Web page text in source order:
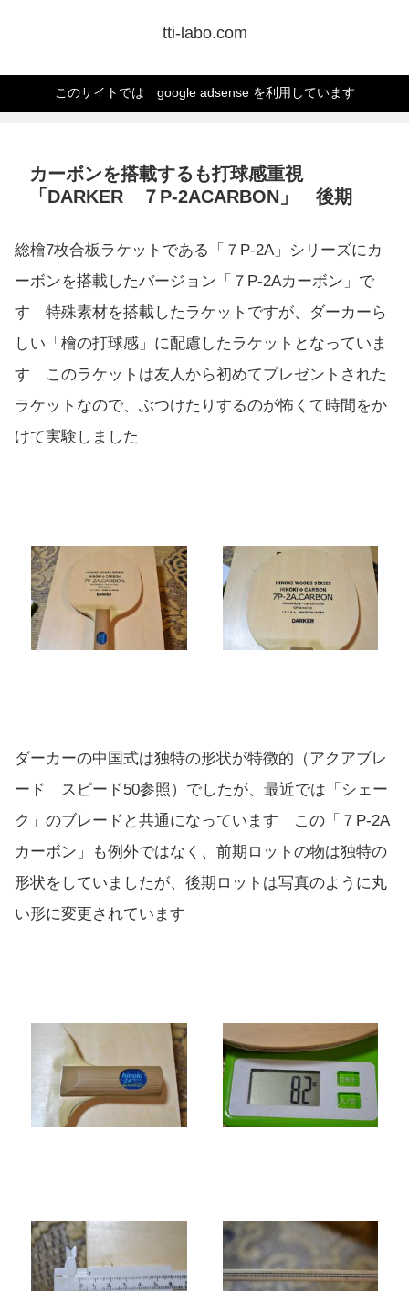
tti-labo.com
このサイトでは google adsense を利用しています
カーボンを搭載するも打球感重視
「DARKER ７P-2ACARBON」 後期
総檜7枚合板ラケットである「７P-2A」シリーズにカ
ーボンを搭載したバージョン「７P-2Aカーボン」で
す 特殊素材を搭載したラケットですが、ダーカーら
しい「檜の打球感」に配慮したラケットとなっていま
す このラケットは友人から初めてプレゼントされた
ラケットなので、ぶつけたりするのが怖くて時間をか
けて実験しました
ダーカーの中国式は独特の形状が特徴的（アクアブレ
ード スピード50参照）でしたが、最近では「シェー
ク」のブレードと共通になっています この「７P-2A
カーボン」も例外ではなく、前期ロットの物は独特の
形状をしていましたが、後期ロットは写真のように丸
い形に変更されています